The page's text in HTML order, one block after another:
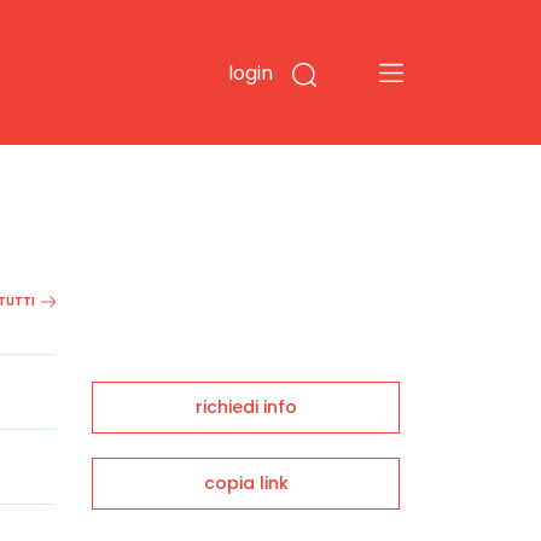
login
richiedi info
copia link